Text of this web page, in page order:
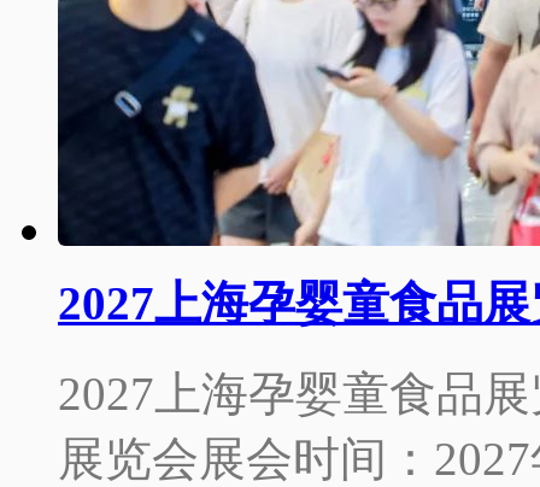
2027上海孕婴童食品
2027上海孕婴童食品
展览会展会时间：